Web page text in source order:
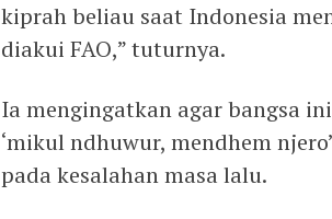
kiprah beliau saat Indonesia
diakui FAO,” tuturnya.
Ia mengingatkan agar bangsa
‘mikul ndhuwur, mendhem
pada kesalahan masa lalu.